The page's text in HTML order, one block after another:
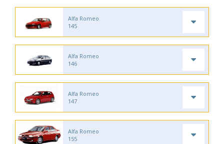
Alfa Romeo
145
Alfa Romeo
146
Alfa Romeo
147
Alfa Romeo
155